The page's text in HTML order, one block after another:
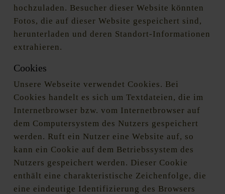
hochzuladen. Besucher dieser Website könnten
Fotos, die auf dieser Website gespeichert sind,
herunterladen und deren Standort-Informationen
extrahieren.
Cookies
Unsere Webseite verwendet Cookies. Bei
Cookies handelt es sich um Textdateien, die im
Internetbrowser bzw. vom Internetbrowser auf
dem Computersystem des Nutzers gespeichert
werden. Ruft ein Nutzer eine Website auf, so
kann ein Cookie auf dem Betriebssystem des
Nutzers gespeichert werden. Dieser Cookie
enthält eine charakteristische Zeichenfolge, die
eine eindeutige Identifizierung des Browsers